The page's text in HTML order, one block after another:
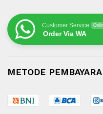
Customer Service
Order Via WA
METODE